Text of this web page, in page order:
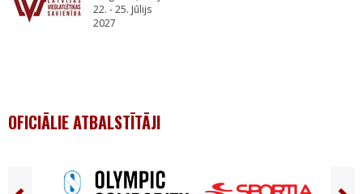
22. - 25. Jūlijs
2027
OFICIĀLIE ATBALSTĪTĀJI